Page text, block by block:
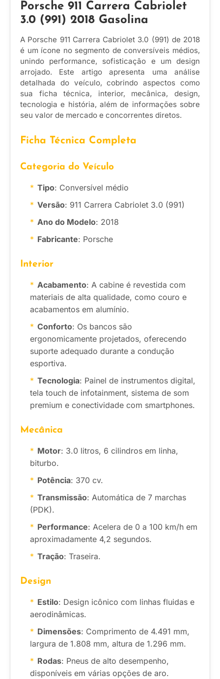
Porsche 911 Carrera Cabriolet
3.0 (991) 2018 Gasolina
A Porsche 911 Carrera Cabriolet 3.0 (991) de 2018
é um ícone no segmento de conversíveis médios,
unindo performance, sofisticação e um design
arrojado. Este artigo apresenta uma análise
detalhada do veículo, cobrindo aspectos como
sua ficha técnica, interior, mecânica, design,
tecnologia e história, além de informações sobre
seu valor de mercado e concorrentes diretos.
Ficha Técnica Completa
Categoria do Veículo
Tipo: Conversível médio
Versão: 911 Carrera Cabriolet 3.0 (991)
Ano do Modelo: 2018
Fabricante: Porsche
Interior
Acabamento: A cabine é revestida com
materiais de alta qualidade, como couro e
acabamentos em alumínio.
Conforto: Os bancos são
ergonomicamente projetados, oferecendo
suporte adequado durante a condução
esportiva.
Tecnologia: Painel de instrumentos digital,
tela touch de infotainment, sistema de som
premium e conectividade com smartphones.
Mecânica
Motor: 3.0 litros, 6 cilindros em linha,
biturbo.
Potência: 370 cv.
Transmissão: Automática de 7 marchas
(PDK).
Performance: Acelera de 0 a 100 km/h em
aproximadamente 4,2 segundos.
Tração: Traseira.
Design
Estilo: Design icônico com linhas fluidas e
aerodinâmicas.
Dimensões: Comprimento de 4.491 mm,
largura de 1.808 mm, altura de 1.296 mm.
Rodas: Pneus de alto desempenho,
disponíveis em várias opções de aro.